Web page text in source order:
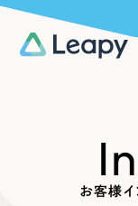
お客様イ